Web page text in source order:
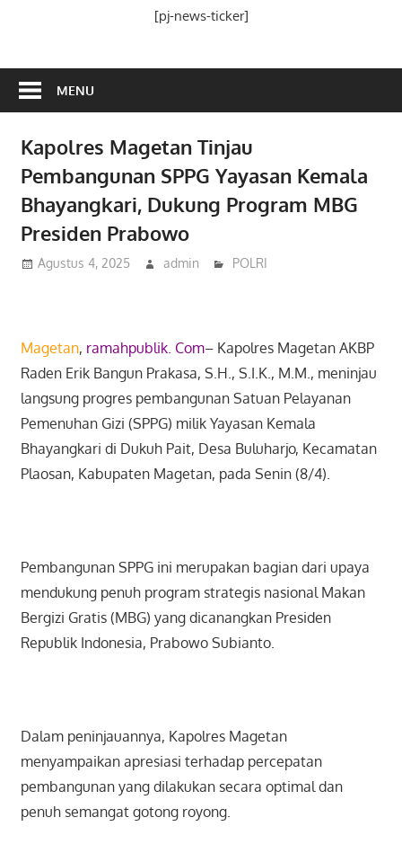
[pj-news-ticker]
MENU
Kapolres Magetan Tinjau
Pembangunan SPPG Yayasan Kemala
Bhayangkari, Dukung Program MBG
Presiden Prabowo
Agustus 4, 2025 admin POLRI
Magetan, ramahpublik. Com– Kapolres Magetan AKBP
Raden Erik Bangun Prakasa, S.H., S.I.K., M.M., meninjau
langsung progres pembangunan Satuan Pelayanan
Pemenuhan Gizi (SPPG) milik Yayasan Kemala
Bhayangkari di Dukuh Pait, Desa Buluharjo, Kecamatan
Plaosan, Kabupaten Magetan, pada Senin (8/4).
Pembangunan SPPG ini merupakan bagian dari upaya
mendukung penuh program strategis nasional Makan
Bergizi Gratis (MBG) yang dicanangkan Presiden
Republik Indonesia, Prabowo Subianto.
Dalam peninjauannya, Kapolres Magetan
menyampaikan apresiasi terhadap percepatan
pembangunan yang dilakukan secara optimal dan
penuh semangat gotong royong.